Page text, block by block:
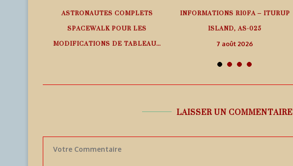
ASTRONAUTES COMPLETS
SPACEWALK POUR LES
MODIFICATIONS DE TABLEAU...
INFORMATIONS RI0FA – ITURUP
ISLAND, AS-025
7 août 2026
LAISSER UN COMMENTAIRE